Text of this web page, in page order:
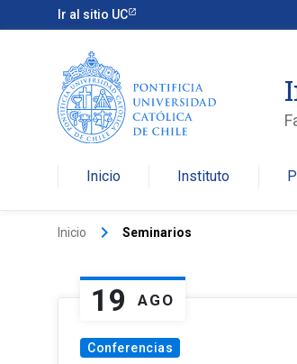
Ir al sitio UC
Inicio Instituto
Inicio keyboard_arrow_right Seminarios
19 AGO
Conferencias